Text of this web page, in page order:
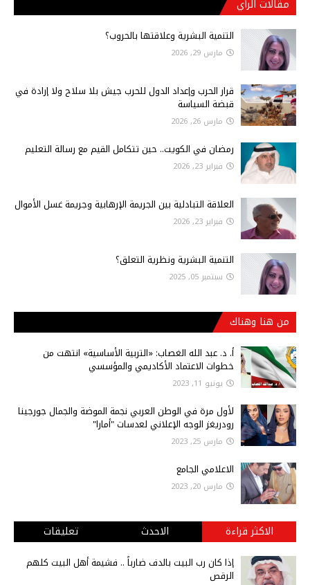
مقالات الرأي
التنمية البشرية وعلاقتها بالحروب؟
مارس 29, 2026
قرار الحرب وإعداد الدول للحرب جيش بلا سلاح ولا إرادة في
قبضة السياسة
مارس 26, 2026
رمضان في الكويت.. حين تتكامل القيم مع رسالة التعليم
فبراير 23, 2026
العلاقة التبادلية بين الجريمة الإرهابية وجريمة غسل الأموال
فبراير 23, 2026
التنمية البشرية ونظرية التعلق؟
سبتمبر 05, 2025
من هنا وهناك
أ‌. د. عبد الله الغصاب: «التربية الأساسية» انتهت من
خطوات الاعتماد الأكاديمي والمؤسسي
يونيو 11, 2023
لأول مرة في الوطن العربي نجمة الموضة والجمال جورجينا
رودريغز الوجه الإعلاني لعدسات "أمارا"
مارس 25, 2023
الاعلامي الجامع
مارس 20, 2023
الاكثر قراءة الاحدث تعليقات
إذا كان رب البيت بالدف ضارباً .. فشيمة أهل البيت كلهم
الرقص